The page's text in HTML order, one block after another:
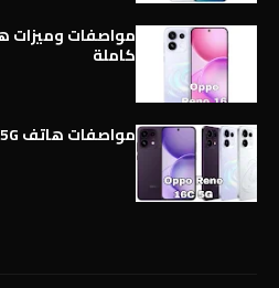
كاملة
مواصفات هاتف Oppo Reno 16c 5G كاملة